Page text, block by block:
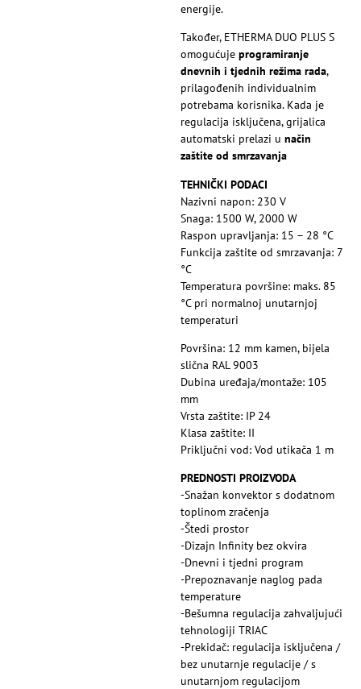
energije.
Također, ETHERMA DUO PLUS S
omogućuje programiranje
dnevnih i tjednih režima rada,
prilagođenih individualnim
potrebama korisnika. Kada je
regulacija isključena, grijalica
automatski prelazi u način
zaštite od smrzavanja
TEHNIČKI PODACI
Nazivni napon: 230 V
Snaga: 1500 W, 2000 W
Raspon upravljanja: 15 – 28 °C
Funkcija zaštite od smrzavanja: 7
°C
Temperatura površine: maks. 85
°C pri normalnoj unutarnjoj
temperaturi
Površina: 12 mm kamen, bijela
slična RAL 9003
Dubina uređaja/montaže: 105
mm
Vrsta zaštite: IP 24
Klasa zaštite: II
Priključni vod: Vod utikača 1 m
PREDNOSTI PROIZVODA
-Snažan konvektor s dodatnom
toplinom zračenja
-Štedi prostor
-Dizajn Infinity bez okvira
-Dnevni i tjedni program
-Prepoznavanje naglog pada
temperature
-Bešumna regulacija zahvaljujući
tehnologiji TRIAC
-Prekidač: regulacija isključena /
bez unutarnje regulacije / s
unutarnjom regulacijom